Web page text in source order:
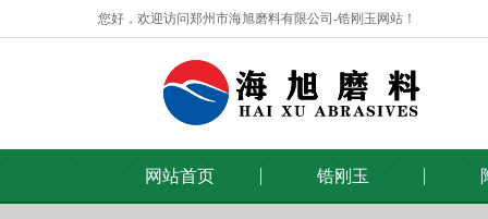
您好，欢迎访问郑州市海旭磨料有限公司-锆刚玉网站！
网站首页 锆刚玉